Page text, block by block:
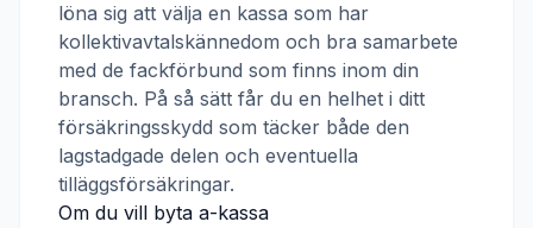
löna sig att välja en kassa som har
kollektivavtalskännedom och bra samarbete
med de fackförbund som finns inom din
bransch. På så sätt får du en helhet i ditt
försäkringsskydd som täcker både den
lagstadgade delen och eventuella
tilläggsförsäkringar.
Om du vill byta a-kassa